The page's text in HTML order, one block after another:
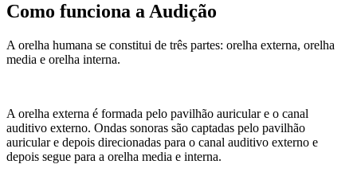
Como funciona a Audição
A orelha humana se constitui de três partes: orelha externa, orelha
media e orelha interna.
A orelha externa é formada pelo pavilhão auricular e o canal
auditivo externo. Ondas sonoras são captadas pelo pavilhão
auricular e depois direcionadas para o canal auditivo externo e
depois segue para a orelha media e interna.